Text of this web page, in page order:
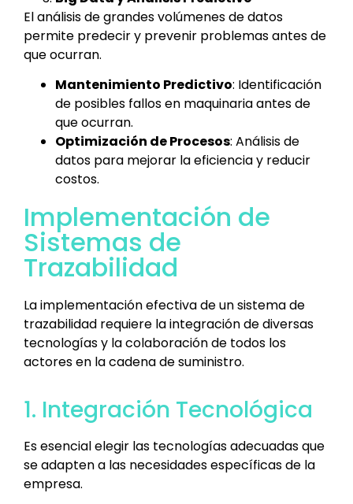
El análisis de grandes volúmenes de datos
permite predecir y prevenir problemas antes de
que ocurran.
Mantenimiento Predictivo: Identificación
de posibles fallos en maquinaria antes de
que ocurran.
Optimización de Procesos: Análisis de
datos para mejorar la eficiencia y reducir
costos.
Implementación de
Sistemas de
Trazabilidad
La implementación efectiva de un sistema de
trazabilidad requiere la integración de diversas
tecnologías y la colaboración de todos los
actores en la cadena de suministro.
1. Integración Tecnológica
Es esencial elegir las tecnologías adecuadas que
se adapten a las necesidades específicas de la
empresa.